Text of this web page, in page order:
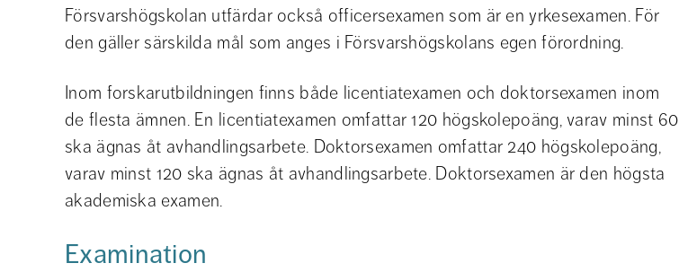
Försvarshögskolan utfärdar också officersexamen som är en yrkesexamen. För
den gäller särskilda mål som anges i Försvarshögskolans egen förordning.
Inom forskarutbildningen finns både licentiatexamen och doktorsexamen inom
de flesta ämnen. En licentiatexamen omfattar 120 högskolepoäng, varav minst 60
ska ägnas åt avhandlingsarbete. Doktorsexamen omfattar 240 högskolepoäng,
varav minst 120 ska ägnas åt avhandlingsarbete. Doktorsexamen är den högsta
akademiska examen.
Examination